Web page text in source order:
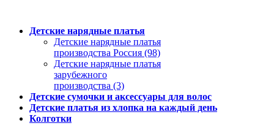
Детские нарядные платья
Детские нарядные платья
производства Россия (98)
Детские нарядные платья
зарубежного
производства (3)
Детские сумочки и аксессуары для волос
Детские платья из хлопка на каждый день
Колготки